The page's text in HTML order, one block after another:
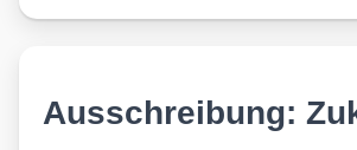
Ausschreibung: